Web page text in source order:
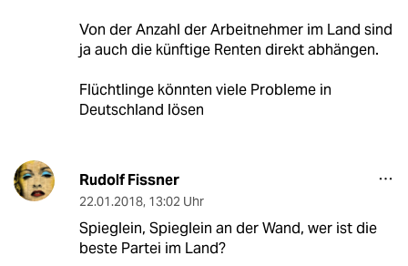
Von der Anzahl der Arbeitnehmer im Land sind
ja auch die künftige Renten direkt abhängen.
Flüchtlinge könnten viele Probleme in
Deutschland lösen
Rudolf Fissner
22.01.2018, 13:02 Uhr
Spieglein, Spieglein an der Wand, wer ist die
beste Partei im Land?